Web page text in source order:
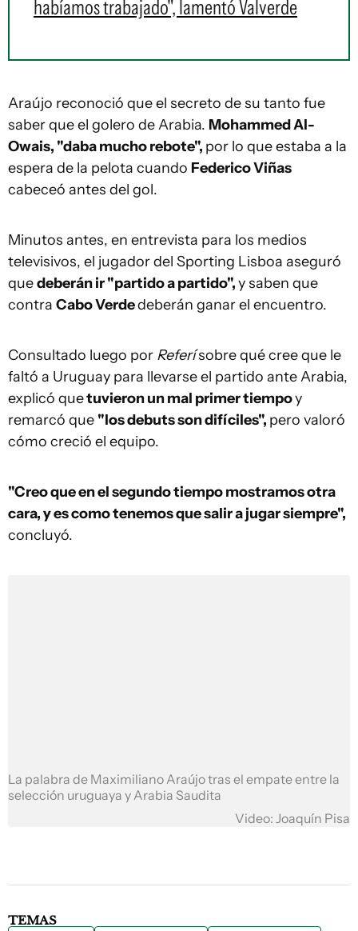
habíamos trabajado", lamentó Valverde
Araújo reconoció que el secreto de su tanto fue
saber que el golero de Arabia. Mohammed Al-
Owais, "daba mucho rebote", por lo que estaba a la
espera de la pelota cuando Federico Viñas
cabeceó antes del gol.
Minutos antes, en entrevista para los medios
televisivos, el jugador del Sporting Lisboa aseguró
quedeberán ir "partido a partido",y saben que
contra Cabo Verdedeberán ganar el encuentro.
Consultado luego por Referísobre qué cree que le
faltó a Uruguay para llevarse el partido ante Arabia,
explicó quetuvieron un mal primer tiempoy
remarcó que "los debuts son difíciles", pero valoró
cómo creció el equipo.
"Creo que en el segundo tiempo mostramos otra
cara, y es como tenemos que salir a jugar siempre",
concluyó.
La palabra de Maximiliano Araújo tras el empate entre la
selección uruguaya y Arabia Saudita
Video: Joaquín Pisa
TEMAS